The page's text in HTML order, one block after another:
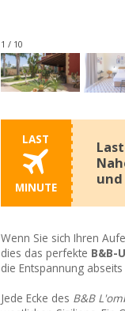
1 / 10
LAST
MINUTE
und
Wenn Sie sich Ihren
dies das perfekte B&B-
die Entspannung
Jede Ecke des B&B